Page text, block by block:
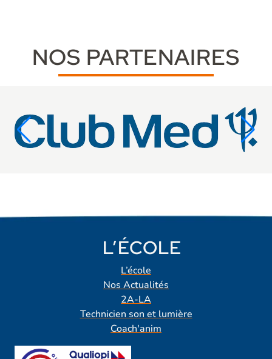
NOS PARTENAIRES
L’ÉCOLE
L’école
Nos Actualités
2A-LA
Technicien son et lumière
Coach'anim